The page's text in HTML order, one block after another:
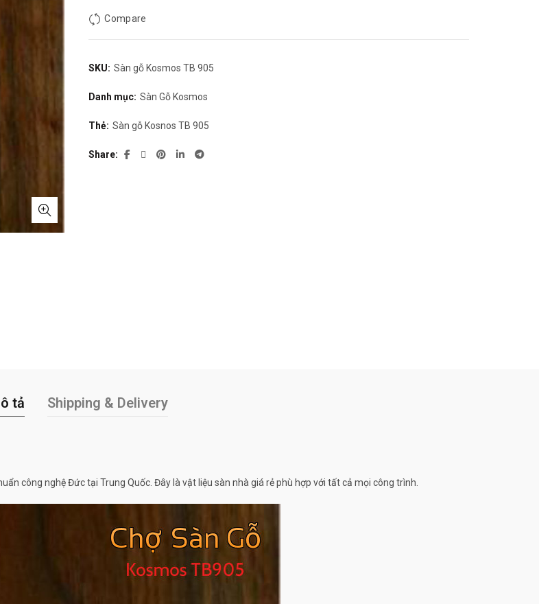
Compare
SKU: Sàn gỗ Kosmos TB 905
Danh mục: Sàn Gỗ Kosmos
Thẻ: Sàn gỗ Kosnos TB 905
Share
tả Shipping & Delivery
công nghệ Đức tại Trung Quốc. Đây là vật liệu sàn nhà giá rẻ phù hợp với tất cả mọi công trình.